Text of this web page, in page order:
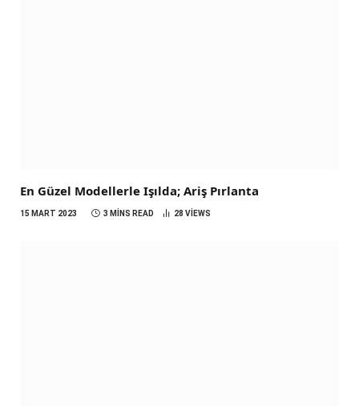
En Güzel Modellerle Işılda; Ariş Pırlanta
15 MART 2023 3 MINS READ 28 VIEWS